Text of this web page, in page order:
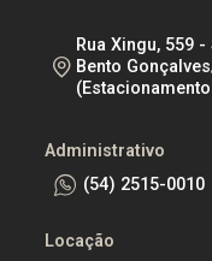
Rua Xingu, 559
Bento
Administrativo
(54) 2515-0010
Locação